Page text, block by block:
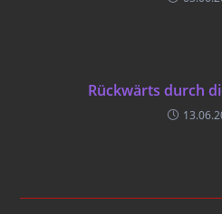
Rückwärts durch